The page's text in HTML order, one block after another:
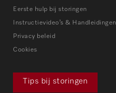
Eerste hulp bij storingen
Instructievideo’s & Handleidingen
Privacy beleid
Cookies
Tips bij storingen